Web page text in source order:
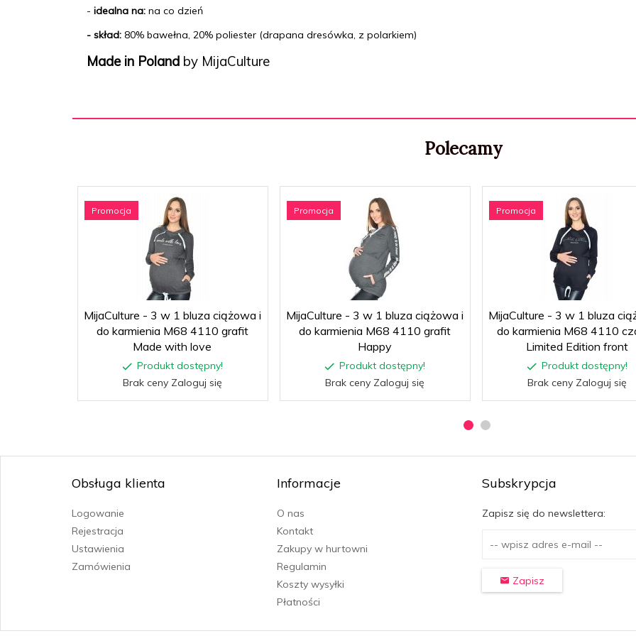
- idealna na: na co dzień
- skład: 80% bawełna, 20% poliester (drapana dresówka, z polarkiem)
Made in Poland by MijaCulture
Polecamy
Promocja
MijaCulture - 3 w 1 bluza ciążowa i
do karmienia M68 4110 grafit
Made with love
Produkt dostępny!
Brak ceny Zaloguj się
Promocja
MijaCulture - 3 w 1 bluza ciążowa i
do karmienia M68 4110 grafit
Happy
Produkt dostępny!
Brak ceny Zaloguj się
Promocja
MijaCulture - 3 w 1 bluza
do karmienia M68 4110
Limited Edition front
Produkt dostępny!
Brak ceny Zaloguj się
Obsługa klienta
Logowanie
Rejestracja
Ustawienia
Zamówienia
Informacje
O nas
Kontakt
Zakupy w hurtowni
Regulamin
Koszty wysyłki
Płatności
Subskrypcja
Zapisz się do newslettera:
Zapisz